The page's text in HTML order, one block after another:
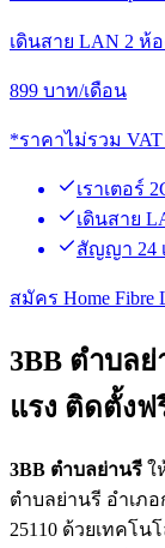
เดินสาย LAN 2 ห้อ
899 บาท/เดือน
*ราคาไม่รวม
เราเตอร์
เดินสาย
สัญญา 24
สมัคร Home Fibre
3BB ตำบล
แรง ติดตั้งฟ
3BB ตำบลย่านรี ใ
ตำบลย่านรี อำเภ
25110 ด้วยเทคโน